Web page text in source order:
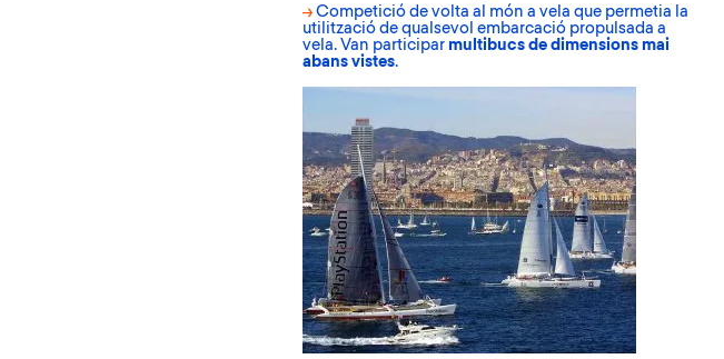
→ Competició de volta al món a vela que permetia la
utilització de qualsevol embarcació propulsada a
vela. Van participar multibucs de dimensions mai
abans vistes.